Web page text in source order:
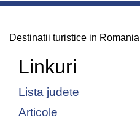
Destinatii turistice in Romania
Linkuri
Lista judete
Articole